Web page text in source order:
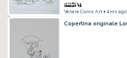
Venere Comic Art• 4mn ago